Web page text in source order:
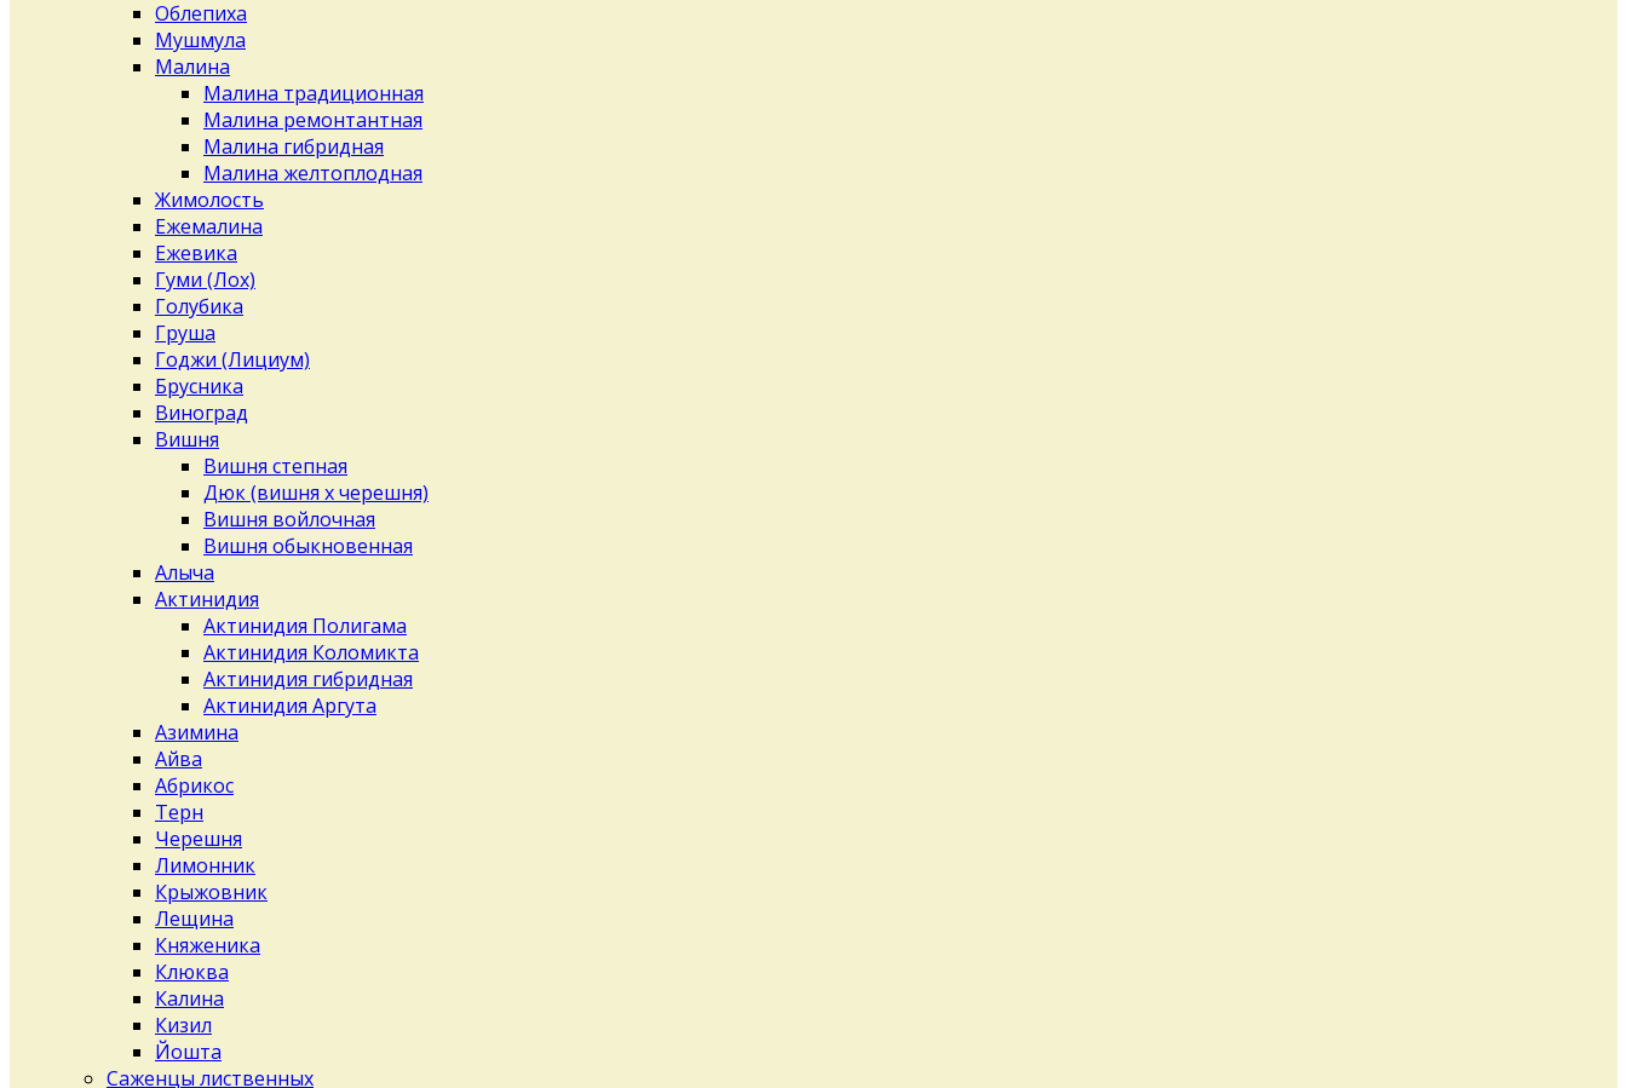
Облепиха
Мушмула
Малина
Малина традиционная
Малина ремонтантная
Малина гибридная
Малина желтоплодная
Жимолость
Ежемалина
Ежевика
Гуми (Лох)
Голубика
Груша
Годжи (Лициум)
Брусника
Виноград
Вишня
Вишня степная
Дюк (вишня х черешня)
Вишня войлочная
Вишня обыкновенная
Алыча
Актинидия
Актинидия Полигама
Актинидия Коломикта
Актинидия гибридная
Актинидия Аргута
Азимина
Айва
Абрикос
Терн
Черешня
Лимонник
Крыжовник
Лещина
Княженика
Клюква
Калина
Кизил
Йошта
Саженцы лиственных